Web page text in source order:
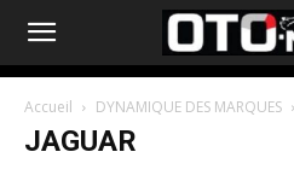
Accueil DYNAMIQUE DES MARQUES
JAGUAR